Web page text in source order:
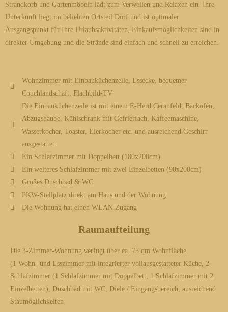
Strandkorb und Gartenmöbeln lädt zum Verweilen und Relaxen ein. Ihre
Unterkunft liegt im beliebten Ortsteil Dorf und ist optimaler
Ausgangspunkt für Ihre Urlaubsaktivitäten, Einkaufsmöglichkeiten sind in
direkter Umgebung und die Strände sind einfach und schnell zu erreichen.
Wohnzimmer mit Einbauküchenzeile, Essecke, bequemer
Couchlandschaft, Flachbild-TV
Die Einbauküchenzeile ist mit einem E-Herd Ceranfeld, Backofen,
Abzugshaube, Kühlschrank mit Gefrierfach, Kaffeemaschine,
Wasserkocher, Toaster, Eierkocher etc. und ausreichend Geschirr
ausgestattet.
Ein Schlafzimmer mit Doppelbett (180x200cm)
Ein weiteres Schlafzimmer mit zwei Einzelbetten (90x200cm)
Großes Duschbad & WC
PKW-Stellplatz direkt am Haus und der Wohnung
Die Wohnung hat einen WLAN Zugang
Raumaufteilung
Die 3-Zimmer-Wohnung verfügt über ca. 75 qm Wohnfläche.
(1 Wohn- und Esszimmer mit integrierter vollausgestatteter Küche, 2
Schlafzimmer (1 Schlafzimmer mit Doppelbett, 1 Schlafzimmer mit 2
Einzelbetten), Duschbad mit WC, Diele / Eingangsbereich, ausreichend
Staumöglichkeiten